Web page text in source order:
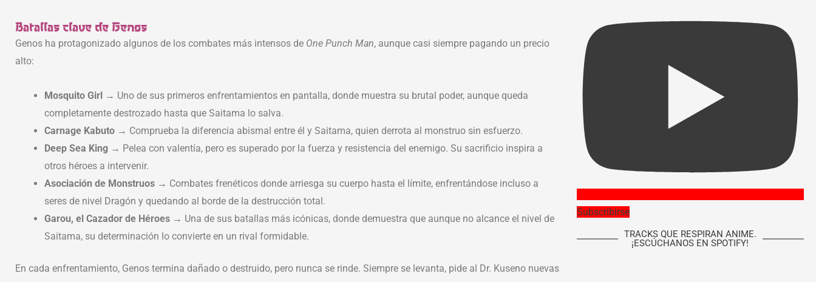
Batallas clave de Genos
Genos ha protagonizado algunos de los combates más intensos de One Punch Man, aunque casi siempre pagando un precio
alto:
Mosquito Girl → Uno de sus primeros enfrentamientos en pantalla, donde muestra su brutal poder, aunque queda
completamente destrozado hasta que Saitama lo salva.
Carnage Kabuto → Comprueba la diferencia abismal entre él y Saitama, quien derrota al monstruo sin esfuerzo.
Deep Sea King → Pelea con valentía, pero es superado por la fuerza y resistencia del enemigo. Su sacrificio inspira a
otros héroes a intervenir.
Asociación de Monstruos → Combates frenéticos donde arriesga su cuerpo hasta el límite, enfrentándose incluso a
seres de nivel Dragón y quedando al borde de la destrucción total.
Garou, el Cazador de Héroes → Una de sus batallas más icónicas, donde demuestra que aunque no alcance el nivel de
Saitama, su determinación lo convierte en un rival formidable.
En cada enfrentamiento, Genos termina dañado o destruido, pero nunca se rinde. Siempre se levanta, pide al Dr. Kuseno nuevas
Subscribirse
TRACKS QUE RESPIRAN ANIME.
¡ESCÚCHANOS EN SPOTIFY!